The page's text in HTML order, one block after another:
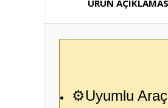
ÜRÜN
⚙️Uyumlu